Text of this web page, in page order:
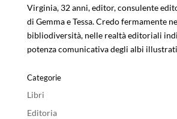
Virginia, 32 anni, editor, consulente
di Gemma e Tessa. Credo fermamente
bibliodiversità, nelle realtà editoriali
potenza comunicativa degli albi
Categorie
Libri
Editoria